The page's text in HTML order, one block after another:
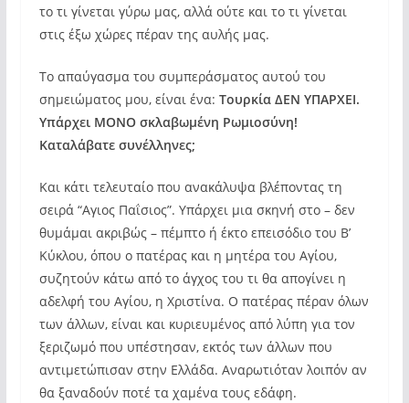
το τι γίνεται γύρω μας, αλλά ούτε και το τι γίνεται
στις έξω χώρες πέραν της αυλής μας.
Το απαύγασμα του συμπεράσματος αυτού του
σημειώματος μου, είναι ένα: Τουρκία ΔΕΝ ΥΠΑΡΧΕΙ.
Υπάρχει ΜΟΝΟ σκλαβωμένη Ρωμιοσύνη!
Καταλάβατε συνέλληνες;
Και κάτι τελευταίο που ανακάλυψα βλέποντας τη
σειρά “Αγιος Παΐσιος”. Υπάρχει μια σκηνή στο – δεν
θυμάμαι ακριβώς – πέμπτο ή έκτο επεισόδιο του Β’
Κύκλου, όπου ο πατέρας και η μητέρα του Αγίου,
συζητούν κάτω από το άγχος του τι θα απογίνει η
αδελφή του Αγίου, η Χριστίνα. Ο πατέρας πέραν όλων
των άλλων, είναι και κυριευμένος από λύπη για τον
ξεριζωμό που υπέστησαν, εκτός των άλλων που
αντιμετώπισαν στην Ελλάδα. Αναρωτιόταν λοιπόν αν
θα ξαναδούν ποτέ τα χαμένα τους εδάφη.